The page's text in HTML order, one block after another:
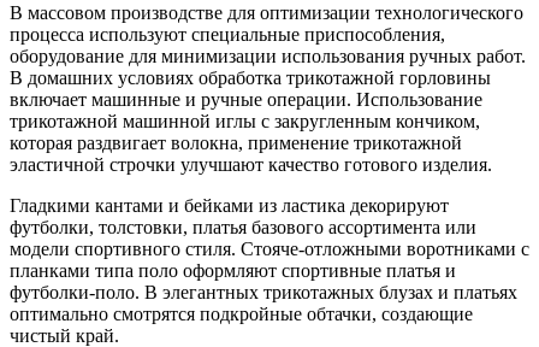
В массовом производстве для оптимизации технологического
процесса используют специальные приспособления,
оборудование для минимизации использования ручных работ.
В домашних условиях обработка трикотажной горловины
включает машинные и ручные операции. Использование
трикотажной машинной иглы с закругленным кончиком,
которая раздвигает волокна, применение трикотажной
эластичной строчки улучшают качество готового изделия.
Гладкими кантами и бейками из ластика декорируют
футболки, толстовки, платья базового ассортимента или
модели спортивного стиля. Стояче-отложными воротниками с
планками типа поло оформляют спортивные платья и
футболки-поло. В элегантных трикотажных блузах и платьях
оптимально смотрятся подкройные обтачки, создающие
чистый край.